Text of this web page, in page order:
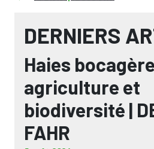
DERNIERS
Haies
agriculture et
biodiversité |
FAHR